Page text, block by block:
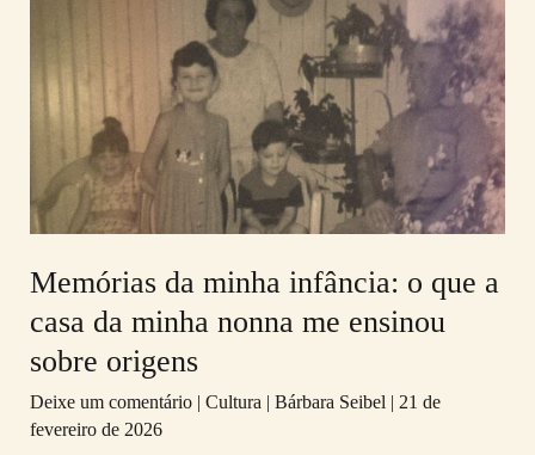
Memórias da minha infância: o que a
casa da minha nonna me ensinou
sobre origens
Deixe um comentário | Cultura | Bárbara Seibel | 21 de
fevereiro de 2026
minha
a
casa
da
nonna
me
ensinou
sobre